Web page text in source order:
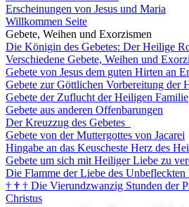
Erscheinungen von Jesus und Maria
Willkommen Seite
Gebete, Weihen und Exorzismen
Die Königin des Gebetes: Der Heilige
Verschiedene Gebete, Weihen und
Gebete von Jesus dem guten Hirten an
Gebete zur Göttlichen Vorbereitung der
Gebete der Zuflucht der Heiligen Familie
Gebete aus anderen Offenbarungen
Der Kreuzzug des Gebetes
Gebete von der Muttergottes von Jacarei
Hingabe an das Keuscheste Herz des
Gebete um sich mit Heiliger Liebe zu
Die Flamme der Liebe des Unbefleckten
† † † Die Vierundzwanzig Stunden der
Christus